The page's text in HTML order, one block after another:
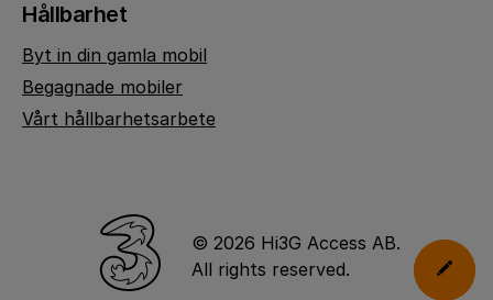
Hållbarhet
Byt in din gamla mobil
Begagnade mobiler
Vårt hållbarhetsarbete
© 2026 Hi3G Access AB.
All rights reserved.